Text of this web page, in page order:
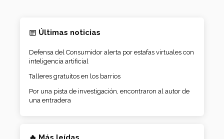
Últimas noticias
Defensa del Consumidor alerta por estafas virtuales con
inteligencia artificial
Talleres gratuitos en los barrios
Por una pista de investigación, encontraron al autor de
una entradera